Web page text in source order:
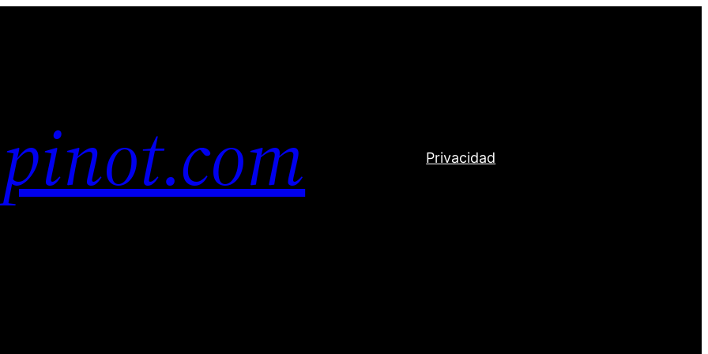
Privacidad